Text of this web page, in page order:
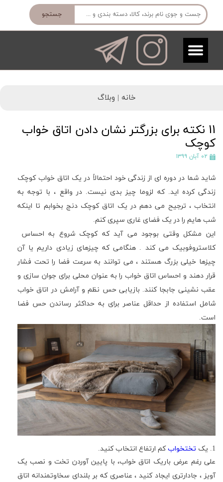
جستجو
خانه | وبلاگ
11 نکته برای بزرگتر نشان دادن اتاق خواب
کوچک
۰۲ آبان ۱۳۹۹
شاید شما در دوره ای از زندگی خود احتمالاً در یک اتاق خواب کوچک
زندگی کرده اید. که لزوما چیز بدی نیست. در واقع ، با توجه به
انتخاب ، ترجیح می دهم در یک اتاق کوچک دنج بخوابم تا اینکه
شب هایم را در یک فضای غاری سپری کنم.
این مشکل وقتی بوجود می آید که کوچک شروع به احساس
کلاستروفوبیک می کند . هنگامی که چیزهای زیادی داریم یا آن
چیزها خیلی بزرگ هستند ، می توانند به سرعت فضا را تحت فشار
قرار دهند و احساس اتاق خواب را به عنوان محلی برای جوان سازی و
عقب نشینی جابجا کنند. بازیابی حس نظم و آرامش در اتاق خواب
شامل استفاده از حداقل عناصر برای به حداکثر رساندن حس فضا
است.
1. یک تختخوابکم ارتفاع انتخاب کنید.
علی رغم عرض باریک اتاق خواب، با پایین آوردن تخت و نصب یک
آویز ، جادارتری ایجاد کنید ، عناصری که بر بلندای سخاوتمندانه اتاق